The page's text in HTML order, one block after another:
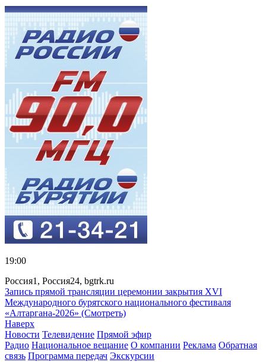
19:00
Россия1, Россия24, bgtrk.ru
Запись прямой трансляции церемонии закрытия XVI
Международного бурятского национального фестиваля
«Алтаргана-2026» (Смотреть)
Наверх
Новости Телевидение Прямой эфир
Радио Национальное вещание О компании Реклама Обратная
связь Программа передач Экскурсии